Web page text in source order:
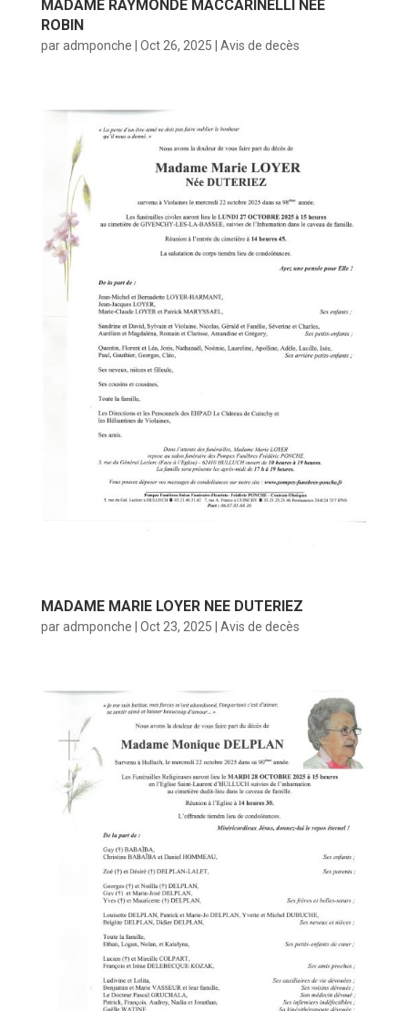
MADAME RAYMONDE MACCARINELLI NEE
ROBIN
paradmponche Oct 26, 2025 Avis de decès
MADAME MARIE LOYER NEE DUTERIEZ
paradmponche Oct 23, 2025 Avis de decès